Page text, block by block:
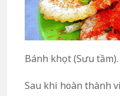
Bánh khọt (Sưu tầm).
Sau khi hoàn thành